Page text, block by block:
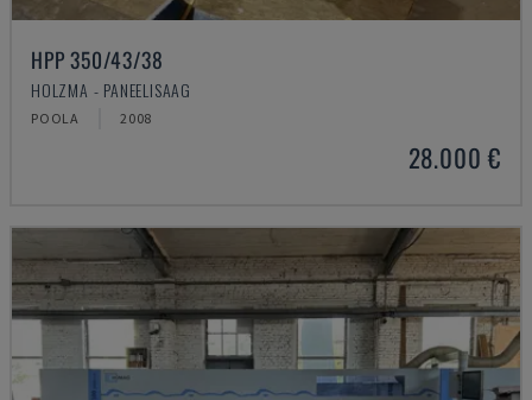
HPP 350/43/38
HOLZMA - PANEELISAAG
POOLA 2008
28.000 €